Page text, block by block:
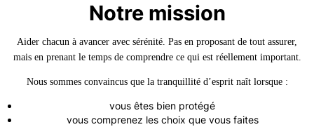
Notre mission
Aider chacun à avancer avec sérénité. Pas en proposant de tout assurer,
mais en prenant le temps de comprendre ce qui est réellement important.
Nous sommes convaincus que la tranquillité d’esprit naît lorsque :
vous êtes bien protégé
vous comprenez les choix que vous faites